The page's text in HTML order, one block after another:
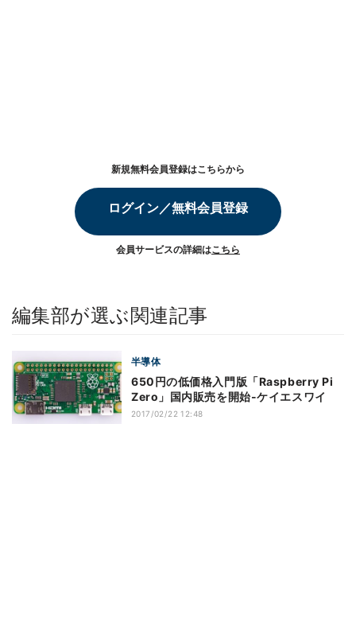
新規無料会員登録はこちらから
ログイン／無料会員登録
会員サービスの詳細はこちら
編集部が選ぶ関連記事
半導体
650円の低価格入門版「Raspberry Pi
Zero」国内販売を開始-ケイエスワイ
2017/02/22 12:48